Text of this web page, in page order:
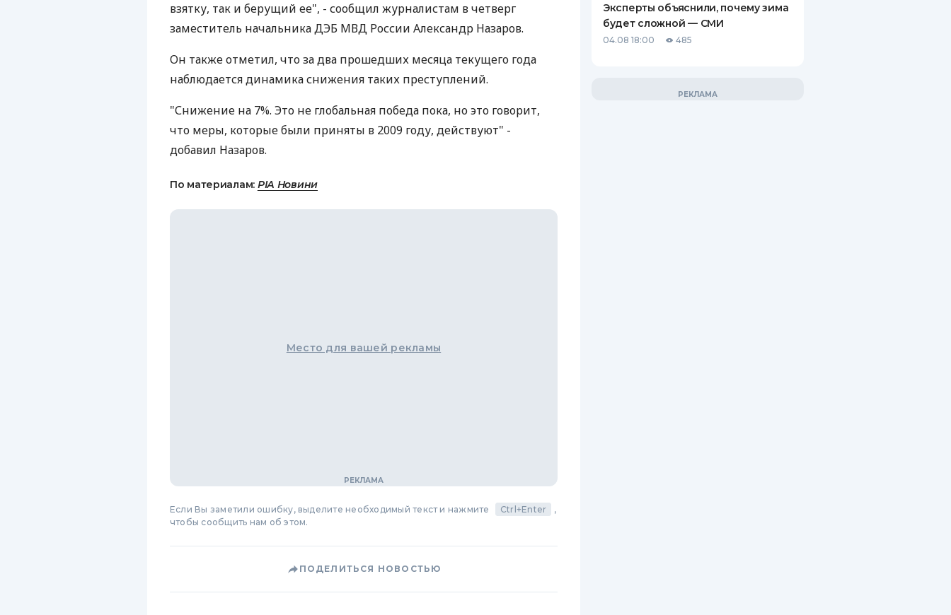
взятку, так и берущий ее", - сообщил журналистам в четверг
заместитель начальника ДЭБ МВД России Александр Назаров.
Он также отметил, что за два прошедших месяца текущего года
наблюдается динамика снижения таких преступлений.
"Снижение на 7%. Это не глобальная победа пока, но это говорит,
что меры, которые были приняты в 2009 году, действуют" -
добавил Назаров.
По материалам: РІА Новини
Место для вашей рекламы
Если Вы заметили ошибку, выделите необходимый текст и нажмите Ctrl+Enter
,
чтобы сообщить нам об этом.
ПОДЕЛИТЬСЯ НОВОСТЬЮ
Эксперты объяснили, почему зима
будет сложной — СМИ
04.08 18:00 485